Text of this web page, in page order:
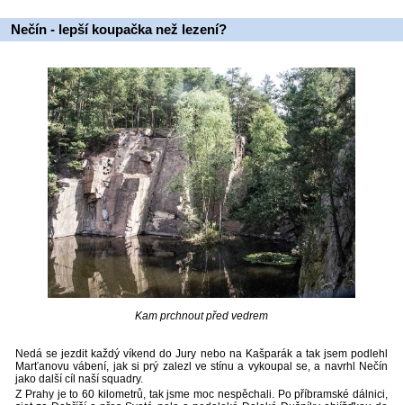
Nečín - lepší koupačka než lezení?
Kam prchnout před vedrem
Nedá se jezdit každý víkend do Jury nebo na Kašparák a tak jsem podlehl
Marťanovu vábení, jak si prý zalezl ve stínu a vykoupal se, a navrhl Nečín
jako další cíl naší squadry.
Z Prahy je to 60 kilometrů, tak jsme moc nespěchali. Po příbramské dálnici,